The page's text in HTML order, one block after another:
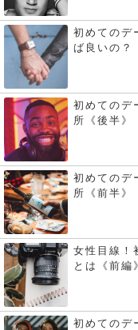
初めてのデ
ば良いの？
初めてのデ
所《後半》
初めてのデ
所《前半》
女性目線！
とは《前編》
初めてのデ